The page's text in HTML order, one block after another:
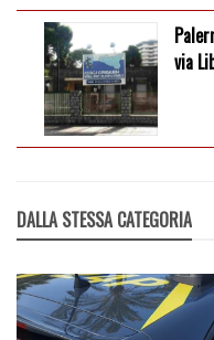
via
DALLA STESSA CATEGORIA